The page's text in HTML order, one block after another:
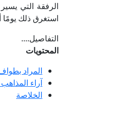
الرفقة التي
استغرق ذلك يومًا
التفاصيل....
المحتويات
المراد
آراء
الخلاصة